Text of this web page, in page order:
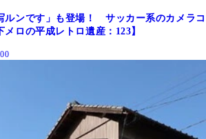
ルンです」も登場！ サッカー系のカメラコ
メロの平成レトロ遺産：123】